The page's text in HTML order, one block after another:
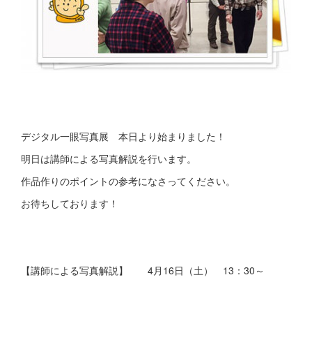
デジタル一眼写真展 本日より始まりました！
明日は講師による写真解説を行います。
作品作りのポイントの参考になさってください。
お待ちしております！
【講師による写真解説】 4月16日（土） 13：30～